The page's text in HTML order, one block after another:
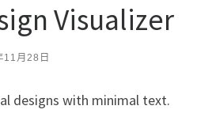
Visualizer
11月28日
designs with minimal text.